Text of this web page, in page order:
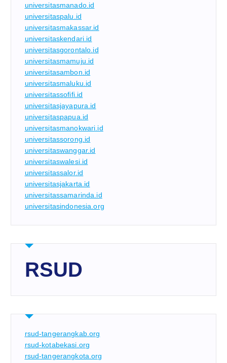
universitasmanado.id
universitaspalu.id
universitasmakassar.id
universitaskendari.id
universitasgorontalo.id
universitasmamuju.id
universitasambon.id
universitasmaluku.id
universitassofifi.id
universitasjayapura.id
universitaspapua.id
universitasmanokwari.id
universitassorong.id
universitaswanggar.id
universitaswalesi.id
universitassalor.id
universitasjakarta.id
universitassamarinda.id
universitasindonesia.org
RSUD
rsud-tangerangkab.org
rsud-kotabekasi.org
rsud-tangerangkota.org